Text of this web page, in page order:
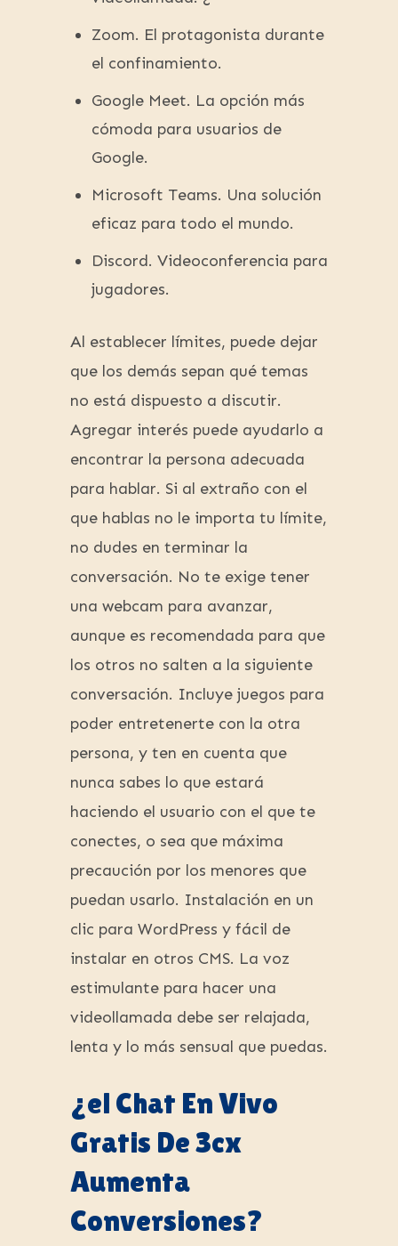
Zoom. El protagonista durante
el confinamiento.
Google Meet. La opción más
cómoda para usuarios de
Google.
Microsoft Teams. Una solución
eficaz para todo el mundo.
Discord. Videoconferencia para
jugadores.
Al establecer límites, puede dejar
que los demás sepan qué temas
no está dispuesto a discutir.
Agregar interés puede ayudarlo a
encontrar la persona adecuada
para hablar. Si al extraño con el
que hablas no le importa tu límite,
no dudes en terminar la
conversación. No te exige tener
una webcam para avanzar,
aunque es recomendada para que
los otros no salten a la siguiente
conversación. Incluye juegos para
poder entretenerte con la otra
persona, y ten en cuenta que
nunca sabes lo que estará
haciendo el usuario con el que te
conectes, o sea que máxima
precaución por los menores que
puedan usarlo. Instalación en un
clic para WordPress y fácil de
instalar en otros CMS. La voz
estimulante para hacer una
videollamada debe ser relajada,
lenta y lo más sensual que puedas.
¿el Chat En Vivo
Gratis De 3cx
Aumenta
Conversiones?